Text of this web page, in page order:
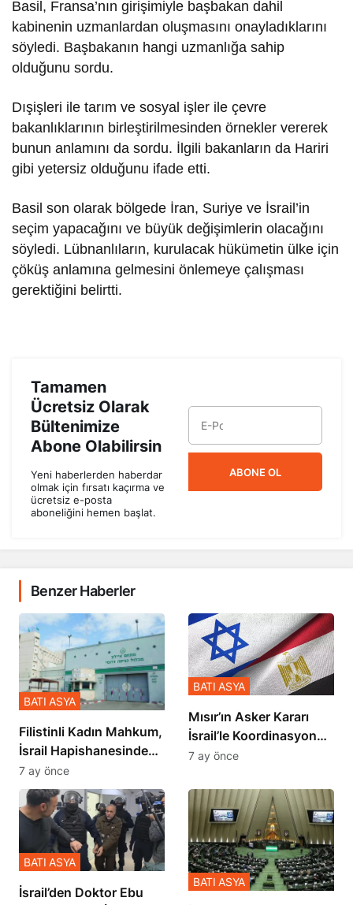
Basil, Fransa’nın girişimiyle başbakan dahil
kabinenin uzmanlardan oluşmasını onayladıklarını
söyledi. Başbakanın hangi uzmanlığa sahip
olduğunu sordu.
Dışişleri ile tarım ve sosyal işler ile çevre
bakanlıklarının birleştirilmesinden örnekler vererek
bunun anlamını da sordu. İlgili bakanların da Hariri
gibi yetersiz olduğunu ifade etti.
Basil son olarak bölgede İran, Suriye ve İsrail’in
seçim yapacağını ve büyük değişimlerin olacağını
söyledi. Lübnanlıların, kurulacak hükümetin ülke için
çöküş anlamına gelmesini önlemeye çalışması
gerektiğini belirtti.
Tamamen
Ücretsiz Olarak
Bültenimize
Abone Olabilirsin
Yeni haberlerden haberdar
olmak için fırsatı kaçırma ve
ücretsiz e-posta
aboneliğini hemen başlat.
ABONE OL
Benzer Haberler
Filistinli Kadın Mahkum,
İsrail Hapishanesindeki
Zulmü Anlattı
BATI ASYA
7 ay önce
Mısır’ın Asker Kararı
İsrail’le Koordinasyon
İçinde Gerçekleşmiş
BATI ASYA
7 ay önce
İsrail’den Doktor Ebu
BATI ASYA
BATI ASYA